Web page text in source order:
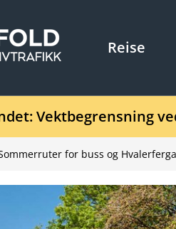
Reise
Vektbegrensning
for buss og Hvalerferga